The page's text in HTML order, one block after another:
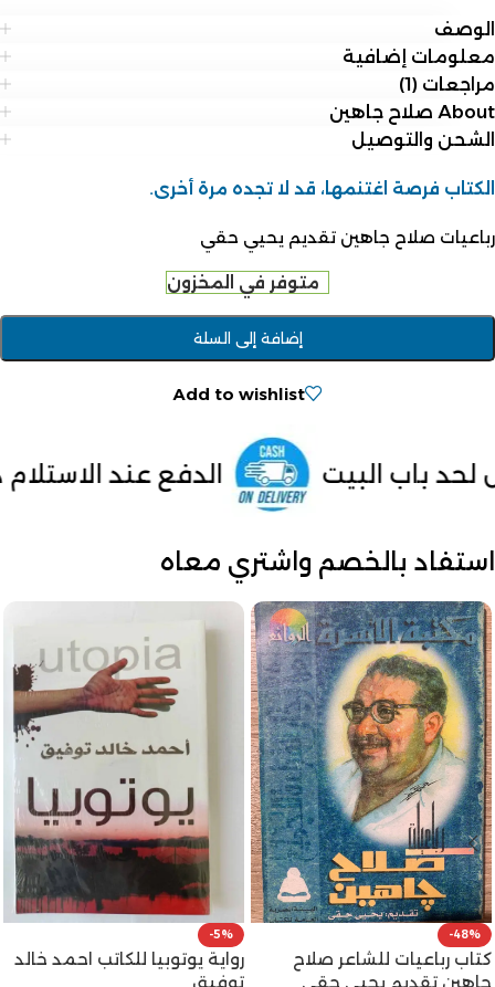
الوصف
معلومات إضافية
مراجعات (1)
About صلاح جاهين
الشحن والتوصيل
الكتاب فرصة اغتنمها، قد لا تجده مرة أخرى.
رباعيات صلاح جاهين تقديم يحيي حقي
متوفر في المخزون
إضافة إلى السلة
Add to wishlist
الدفع عند الاستلام داخل مصر
استفاد بالخصم واشتري معاه
-48%
كتاب رباعيات للشاعر صلاح
جاهين تقديم يحيي حقي
-5%
رواية يوتوبيا للكاتب احمد خالد
توفيق